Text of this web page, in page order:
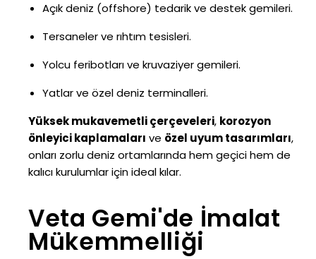
Açık deniz (offshore) tedarik ve destek gemileri.
Tersaneler ve rıhtım tesisleri.
Yolcu feribotları ve kruvaziyer gemileri.
Yatlar ve özel deniz terminalleri.
Yüksek mukavemetli çerçeveleri, korozyon
önleyici kaplamaları ve özel uyum tasarımları,
onları zorlu deniz ortamlarında hem geçici hem de
kalıcı kurulumlar için ideal kılar.
Veta Gemi'de İmalat
Mükemmelliği